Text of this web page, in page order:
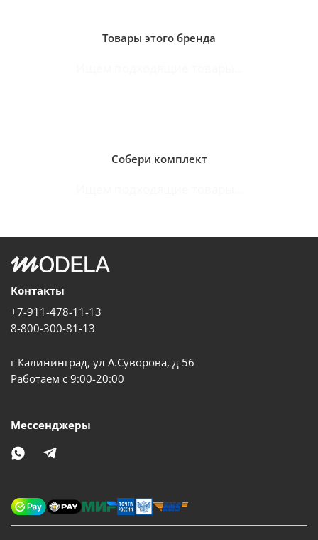
Товары этого бренда
Собери комплект
Контакты
+7-911-478-11-13
8-800-300-81-13
г Калининград, ул А.Суворова, д 56
Работаем с 9:00-20:00
Мессенджеры